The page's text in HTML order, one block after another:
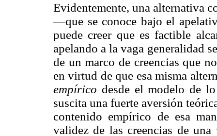
Evidentemente, una alternativa
—que se conoce bajo el
puede creer que es factible
apelando a la vaga generalidad
de un marco de creencias que
en virtud de que esa misma
empírico desde el modelo de
suscita una fuerte aversión
contenido empírico de esa
validez de las creencias de